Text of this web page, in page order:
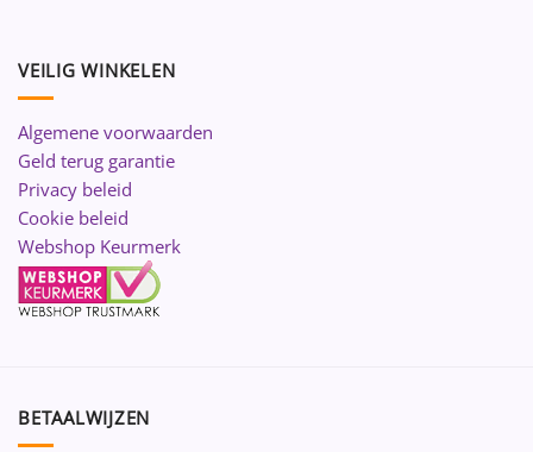
VEILIG WINKELEN
Algemene voorwaarden
Geld terug garantie
Privacy beleid
Cookie beleid
Webshop Keurmerk
BETAALWIJZEN